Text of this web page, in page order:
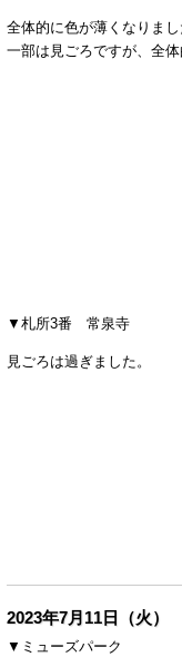
全体的に色が薄くなりまし
一部は見ごろですが、全
▼札所3番 常泉寺
見ごろは過ぎました。
2023年7月11日（火）
▼ミューズパーク